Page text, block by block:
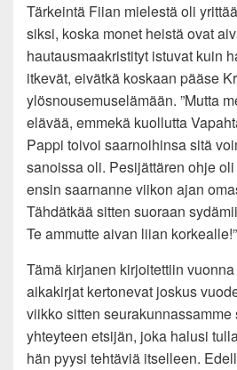
Tärkeintä Fiian mielestä oli
siksi, koska monet heistä ovat
hautausmaakristityt istuvat kuin
itkevät, eivätkä koskaan pääse
ylösnousemuselämään. ”Mutta
elävää, emmekä kuollutta
Pappi toivoi saarnoihinsa sitä
sanoissa oli. Pesijättären ohje
ensin saarnanne viikon ajan
Tähdätkää sitten suoraan
Te ammutte aivan liian korkealle!”
Tämä kirjanen kirjoitettiin
aikakirjat kertonevat joskus
viikko sitten
yhteyteen etsijän, joka halusi
hän pyysi tehtäviä itselleen.